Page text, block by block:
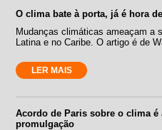
O clima bate à porta, já é hora
Mudanças climáticas ameaçam a
Latina e no Caribe. O artigo é de
LER MAIS
Acordo de Paris sobre o clima
promulgação